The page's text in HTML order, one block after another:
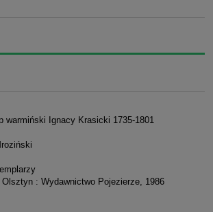
warmiński Ignacy Krasicki 1735-1801
: Wydawnictwo Pojezierze, 1986